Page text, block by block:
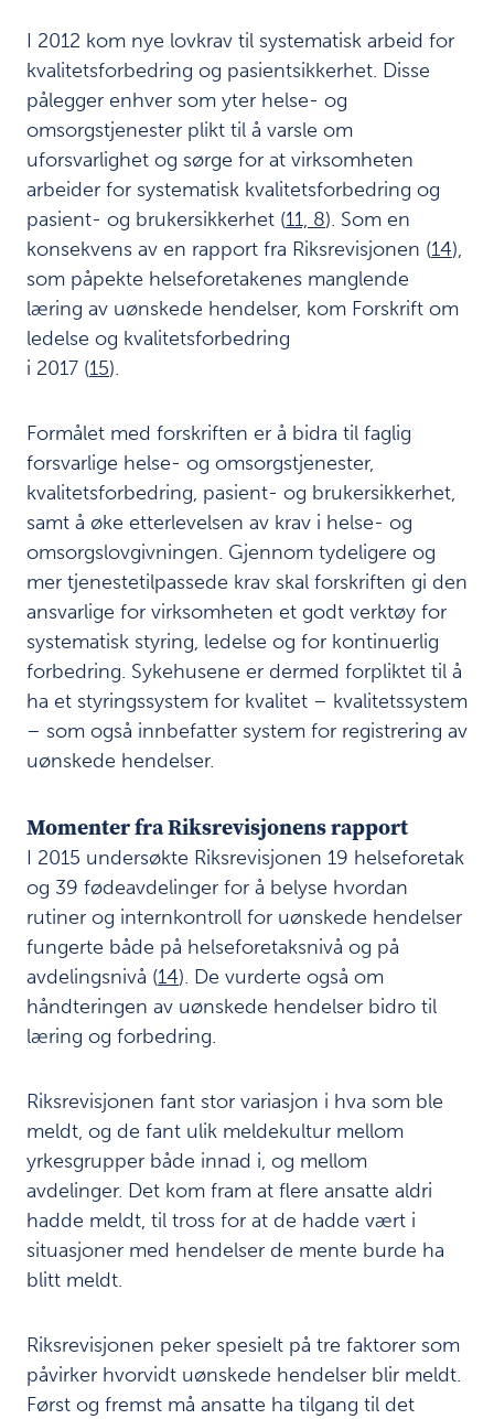
12 Referanser
Last
skriv
ut:
Last
ned
PDF av
kapittel
rapporten
I 2012 kom nye lovkrav til systematisk arbeid for
kvalitetsforbedring og pasientsikkerhet. Disse
pålegger enhver som yter helse- og
omsorgstjenester plikt til å varsle om
uforsvarlighet og sørge for at virksomheten
arbeider for systematisk kvalitetsforbedring og
pasient- og brukersikkerhet (11, 8). Som en
konsekvens av en rapport fra Riksrevisjonen (14),
som påpekte helseforetakenes manglende
læring av uønskede hendelser, kom Forskrift om
ledelse og kvalitetsforbedring
i 2017 (15).
Formålet med forskriften er å bidra til faglig
forsvarlige helse- og omsorgstjenester,
kvalitetsforbedring, pasient- og brukersikkerhet,
samt å øke etterlevelsen av krav i helse- og
omsorgslovgivningen. Gjennom tydeligere og
mer tjenestetilpassede krav skal forskriften gi den
ansvarlige for virksomheten et godt verktøy for
systematisk styring, ledelse og for kontinuerlig
forbedring. Sykehusene er dermed forpliktet til å
ha et styringssystem for kvalitet – kvalitetssystem
– som også innbefatter system for registrering av
uønskede hendelser.
Momenter fra Riksrevisjonens rapport
I 2015 undersøkte Riksrevisjonen 19 helseforetak
og 39 fødeavdelinger for å belyse hvordan
rutiner og internkontroll for uønskede hendelser
fungerte både på helseforetaksnivå og på
avdelingsnivå (14). De vurderte også om
håndteringen av uønskede hendelser bidro til
læring og forbedring.
Riksrevisjonen fant stor variasjon i hva som ble
meldt, og de fant ulik meldekultur mellom
yrkesgrupper både innad i, og mellom
avdelinger. Det kom fram at flere ansatte aldri
hadde meldt, til tross for at de hadde vært i
situasjoner med hendelser de mente burde ha
blitt meldt.
Riksrevisjonen peker spesielt på tre faktorer som
påvirker hvorvidt uønskede hendelser blir meldt.
Først og fremst må ansatte ha tilgang til det